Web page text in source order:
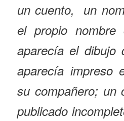
un cuento, un
el propio nombre
aparecía el dibujo
aparecía impreso
su compañero; un
publicado